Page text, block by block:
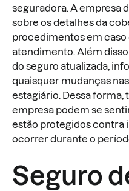
seguradora. A empresa
sobre os detalhes da
procedimentos em caso
atendimento. Além
do seguro atualizada,
quaisquer mudanças
estagiário. Dessa forma,
empresa podem se
estão protegidos contra
ocorrer durante o
Seguro